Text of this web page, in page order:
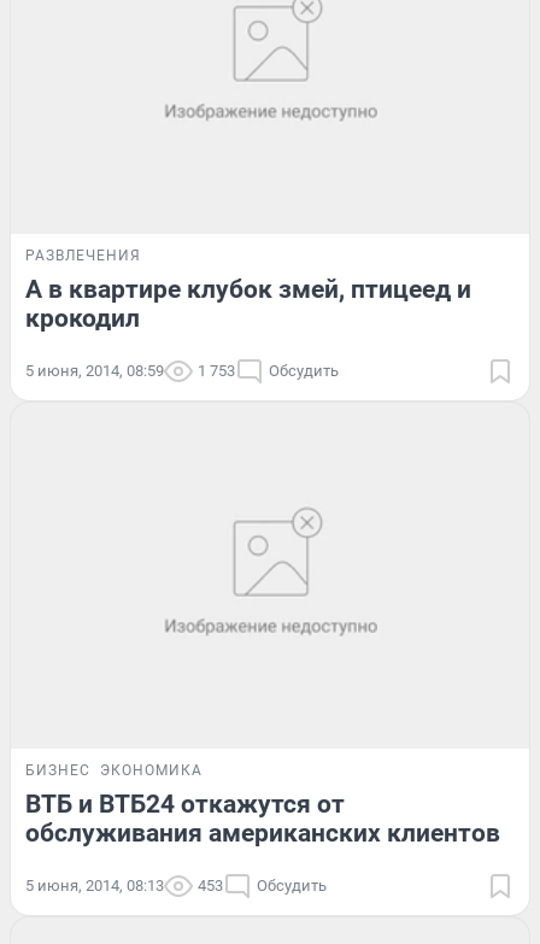
РАЗВЛЕЧЕНИЯ
А в квартире клубок змей, птицеед и
крокодил
5 июня, 2014, 08:59 1 753 Обсудить
БИЗНЕС ЭКОНОМИКА
ВТБ и ВТБ24 откажутся от
обслуживания американских клиентов
5 июня, 2014, 08:13 453 Обсудить